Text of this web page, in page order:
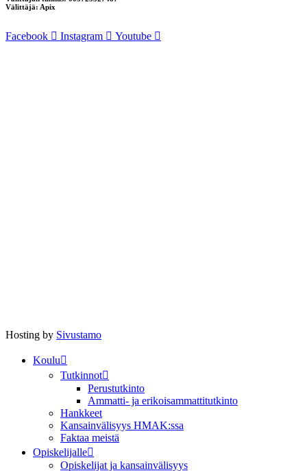
Välittäjä: Apix
Facebook Instagram Youtube
Hosting by Sivustamo
Koulu
Tutkinnot
Perustutkinto
Ammatti- ja erikoisammattitutkinto
Hankkeet
Kansainvälisyys HMAK:ssa
Faktaa meistä
Opiskelijalle
Opiskelijat ja kansainvälisyys